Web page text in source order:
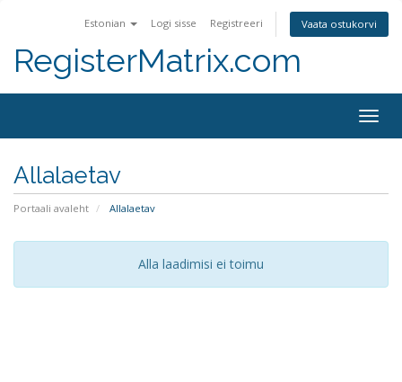
Estonian Logi sisse Registreeri Vaata ostukorvi
RegisterMatrix.com
Allalaetav
Portaali avaleht Allalaetav
Alla laadimisi ei toimu